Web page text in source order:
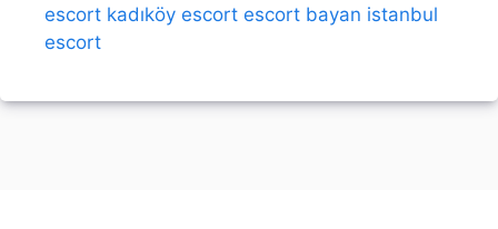
escort kadıköy escort escort bayan istanbul
escort